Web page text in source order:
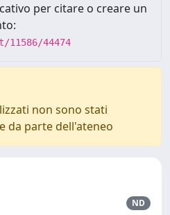
per citare o creare un
44474
non sono stati
da parte dell'ateneo
ND